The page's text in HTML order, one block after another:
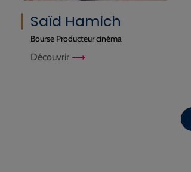
Saïd Hamich
Bourse Producteur cinéma
Découvrir